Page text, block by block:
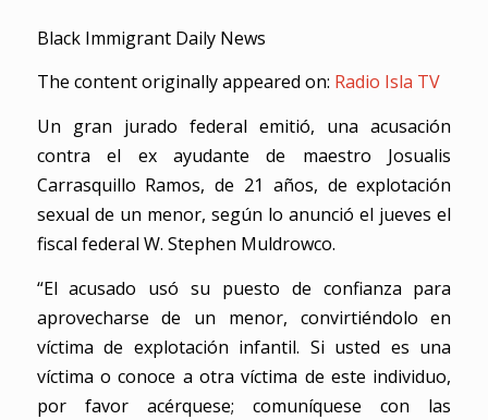
Black Immigrant Daily News
The content originally appeared on: Radio Isla TV
Un gran jurado federal emitió, una acusación
contra el ex ayudante de maestro Josualis
Carrasquillo Ramos, de 21 años, de explotación
sexual de un menor, según lo anunció el jueves el
fiscal federal W. Stephen Muldrowco.
“El acusado usó su puesto de confianza para
aprovecharse de un menor, convirtiéndolo en
víctima de explotación infantil. Si usted es una
víctima o conoce a otra víctima de este individuo,
por favor acérquese; comuníquese con las